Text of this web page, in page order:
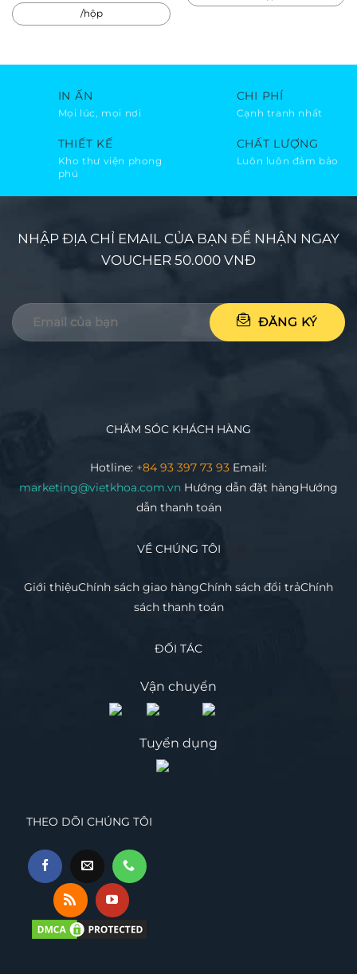
/hộp
IN ẤN
Mọi lúc, mọi nơi
CHI PHÍ
Cạnh tranh nhất
THIẾT KẾ
Kho thư viện phong
phú
CHẤT LƯỢNG
Luôn luôn đảm bảo
NHẬP ĐỊA CHỈ EMAIL CỦA BẠN ĐỂ NHẬN NGAY
VOUCHER 50.000 VNĐ
CHĂM SÓC KHÁCH HÀNG
Hotline: +84 93 397 73 93 Email:
marketing@vietkhoa.com.vn Hướng dẫn đặt hàngHướng
dẫn thanh toán
VỀ CHÚNG TÔI
Giới thiệuChính sách giao hàngChính sách đổi trảChính
sách thanh toán
ĐỐI TÁC
Vận chuyển
Tuyển dụng
THEO DÕI CHÚNG TÔI